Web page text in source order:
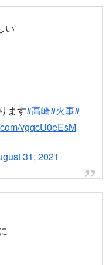
い
ます#高崎#火事#
vgqcU0eEsM
31, 2021